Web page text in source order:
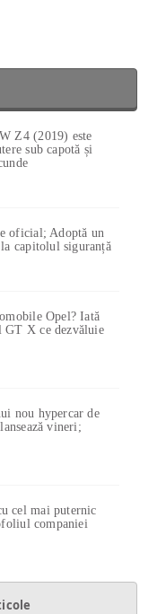
Z4 (2019) este
sub capotă și
oficial; Adoptă un
capitolul siguranță
Opel? Iată
GT X ce dezvăluie
nou hypercar de
vineri;
cel mai puternic
companiei